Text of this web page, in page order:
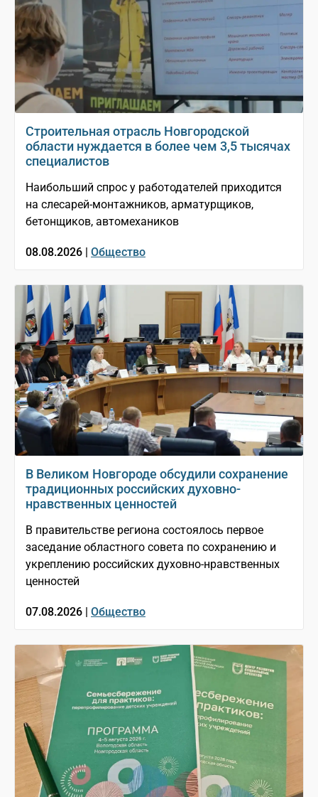
Строительная отрасль Новгородской
области нуждается в более чем 3,5 тысячах
специалистов
Наибольший спрос у работодателей приходится
на слесарей-монтажников, арматурщиков,
бетонщиков, автомехаников
08.08.2026 | Общество
В Великом Новгороде обсудили сохранение
традиционных российских духовно-
нравственных ценностей
В правительстве региона состоялось первое
заседание областного совета по сохранению и
укреплению российских духовно-нравственных
ценностей
07.08.2026 | Общество